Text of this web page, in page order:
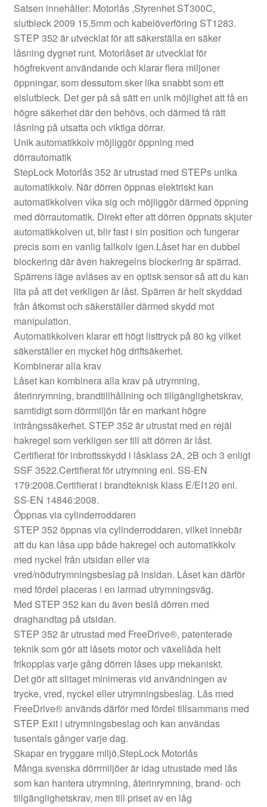
Satsen innehåller: Motorlås ,Styrenhet ST300C,
slutbleck 2009 15,5mm och kabelöverföring ST1283.
STEP 352 är utvecklat för att säkerställa en säker
låsning dygnet runt. Motorlåset är utvecklat för
högfrekvent användande och klarar flera miljoner
öppningar, som dessutom sker lika snabbt som ett
elslutbleck. Det ger på så sätt en unik möjlighet att få en
högre säkerhet där den behövs, och därmed få rätt
låsning på utsatta och viktiga dörrar.
Unik automatikkolv möjliggör öppning med
dörrautomatik
StepLock Motorlås 352 är utrustad med STEPs unika
automatikkolv. När dörren öppnas elektriskt kan
automatikkolven vika sig och möjliggör därmed öppning
med dörrautomatik. Direkt efter att dörren öppnats skjuter
automatikkolven ut, blir fast i sin position och fungerar
precis som en vanlig fallkolv igen.Låset har en dubbel
blockering där även hakregelns blockering är spärrad.
Spärrens läge avläses av en optisk sensor så att du kan
lita på att det verkligen är låst. Spärren är helt skyddad
från åtkomst och säkerställer därmed skydd mot
manipulation.
Automatikkolven klarar ett högt listtryck på 80 kg vilket
säkerställer en mycket hög driftsäkerhet.
Kombinerar alla krav
Låset kan kombinera alla krav på utrymning,
återinrymning, brandtillhållning och tillgänglighetskrav,
samtidigt som dörrmiljön får en markant högre
intrångssäkerhet. STEP 352 är utrustat med en rejäl
hakregel som verkligen ser till att dörren är låst.
Certifierat för inbrottsskydd i låsklass 2A, 2B och 3 enligt
SSF 3522.Certifierat för utrymning enl. SS-EN
179:2008.Certifierat i brandteknisk klass E/EI120 enl.
SS-EN 14846:2008.
Öppnas via cylinderroddaren
STEP 352 öppnas via cylinderroddaren, vilket innebär
att du kan låsa upp både hakregel och automatikkolv
med nyckel från utsidan eller via
vred/nödutrymningsbeslag på insidan. Låset kan därför
med fördel placeras i en larmad utrymningsväg.
Med STEP 352 kan du även beslå dörren med
draghandtag på utsidan.
STEP 352 är utrustad med FreeDrive®, patenterade
teknik som gör att låsets motor och växellåda helt
frikopplas varje gång dörren låses upp mekaniskt.
Det gör att slitaget minimeras vid användningen av
trycke, vred, nyckel eller utrymningsbeslag. Lås med
FreeDrive® används därför med fördel tillsammans med
STEP Exit i utrymningsbeslag och kan användas
tusentals gånger varje dag.
Skapar en tryggare miljö,StepLock Motorlås
Många svenska dörrmiljöer är idag utrustade med lås
som kan hantera utrymning, återinrymning, brand- och
tillgänglighetskrav, men till priset av en låg